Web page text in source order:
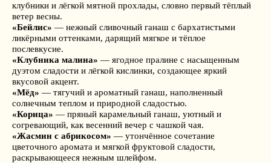
клубники и лёгкой мятной прохлады, словно первый тёплый
ветер весны.
«Бейлис» — нежный сливочный ганаш с бархатистыми
ликёрными оттенками, дарящий мягкое и тёплое
послевкусие.
«Клубника малина» — ягодное пралине с насыщенным
дуэтом сладости и лёгкой кислинки, создающее яркий
вкусовой акцент.
«Мёд» — тягучий и ароматный ганаш, наполненный
солнечным теплом и природной сладостью.
«Корица» — пряный карамельный ганаш, уютный и
согревающий, как весенний вечер с чашкой чая.
«Жасмин с абрикосом» — утончённое сочетание
цветочного аромата и мягкой фруктовой сладости,
раскрывающееся нежным шлейфом.